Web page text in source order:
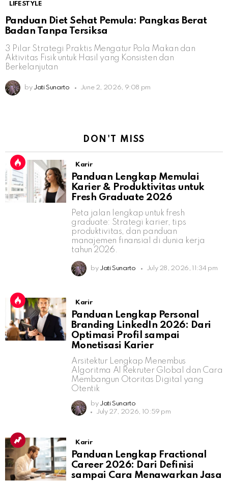
LIFESTYLE
Panduan Diet Sehat Pemula: Pangkas Berat
Badan Tanpa Tersiksa
3 Pilar Strategi Praktis Mengatur Pola Makan dan
Aktivitas Fisik untuk Hasil yang Konsisten dan
Berkelanjutan
by Jati Sunarto June 2, 2026, 9:08 pm
DON'T MISS
Karir
Panduan Lengkap Memulai
Karier & Produktivitas untuk
Fresh Graduate 2026
Peta jalan lengkap untuk fresh
graduate: Strategi karier, tips
produktivitas, dan panduan
manajemen finansial di dunia kerja
tahun 2026.
by Jati Sunarto July 28, 2026, 11:34 pm
Karir
Panduan Lengkap Personal
Branding LinkedIn 2026: Dari
Optimasi Profil sampai
Monetisasi Karier
Arsitektur Lengkap Menembus
Algoritma AI Rekruter Global dan Cara
Membangun Otoritas Digital yang
Otentik
by Jati Sunarto
July 27, 2026, 10:59 pm
Karir
Panduan Lengkap Fractional
Career 2026: Dari Definisi
sampai Cara Menawarkan Jasa